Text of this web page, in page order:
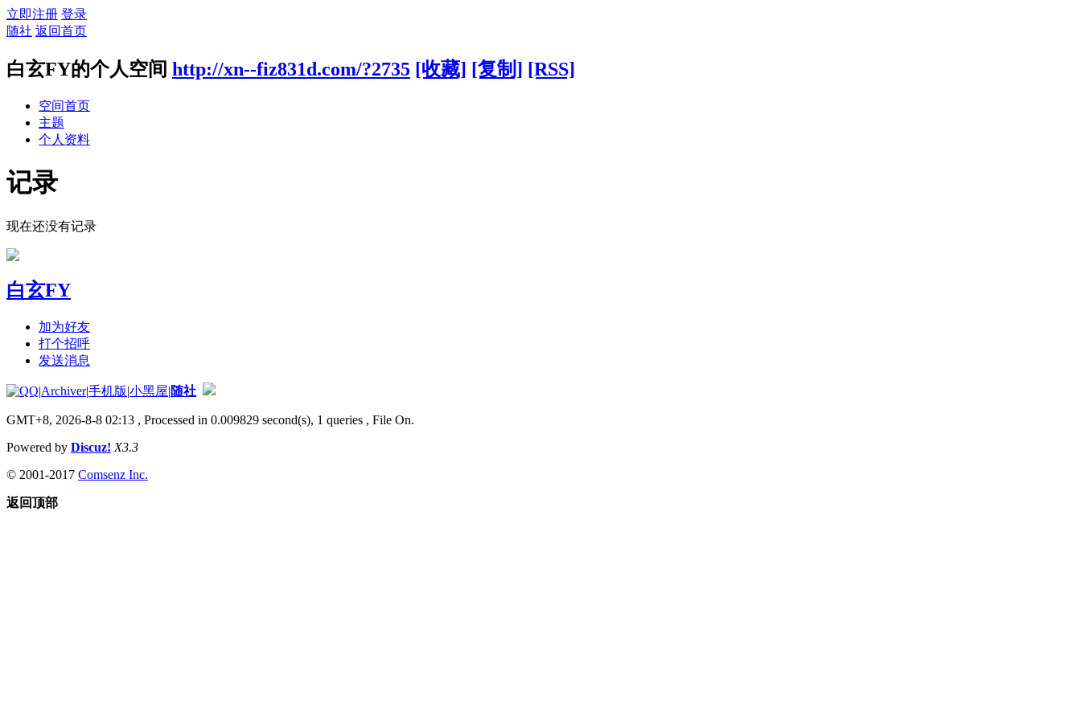
立即注册 登录
随社 返回首页
白玄FY的个人空间 http://xn--fiz831d.com/?2735 [收藏] [复制] [RSS]
空间首页
主题
个人资料
记录
现在还没有记录
白玄FY
加为好友
打个招呼
发送消息
|Archiver|手机版|小黑屋|随社
GMT+8, 2026-8-8 02:13 , Processed in 0.009829 second(s), 1 queries , File On.
Powered by Discuz! X3.3
© 2001-2017 Comsenz Inc.
返回顶部